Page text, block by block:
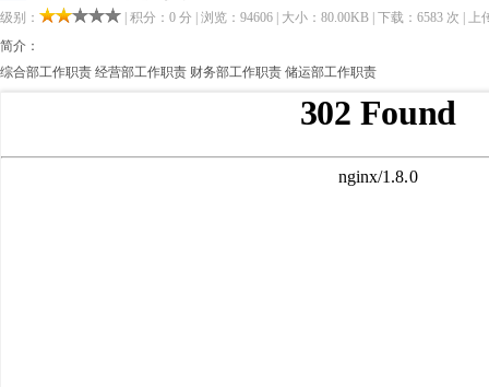
级别：
| 积分：0 分 | 浏览：94606 | 大小：80.00KB | 下载：6583 次 | 上
简介：
综合部工作职责 经营部工作职责 财务部工作职责 储运部工作职责